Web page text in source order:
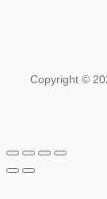
Copyright ©